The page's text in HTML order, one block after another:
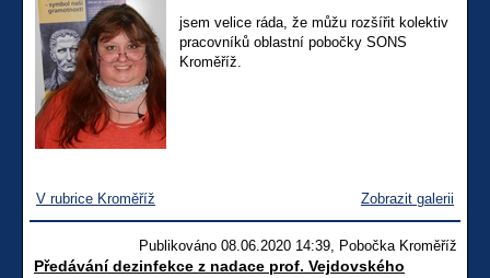
jsem velice ráda, že můžu rozšířit kolektiv
pracovníků oblastní pobočky SONS
Kroměříž.
V rubrice Kroměříž Zobrazit galerii
Publikováno 08.06.2020 14:39, Pobočka Kroměříž
Předávání dezinfekce z nadace prof. Vejdovského